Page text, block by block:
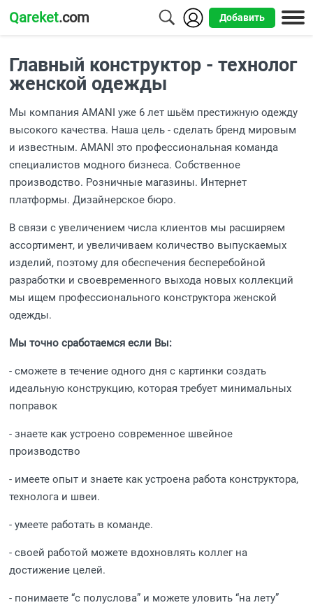
Qareket.com Добавить
Алматы
Астана
Шымкент
Усть-
Каменогорск
Главный конструктор - технолог
женской одежды
Мы компания AMANI уже 6 лет шьём престижную одежду
высокого качества. Наша цель - сделать бренд мировым
и известным. AMANI это профессиональная команда
специалистов модного бизнеса. Собственное
производство. Розничные магазины. Интернет
платформы. Дизайнерское бюро.
В связи с увеличением числа клиентов мы расширяем
ассортимент, и увеличиваем количество выпускаемых
изделий, поэтому для обеспечения бесперебойной
разработки и своевременного выхода новых коллекций
мы ищем профессионального конструктора женской
одежды.
Мы точно сработаемся если Вы:
- сможете в течение одного дня с картинки создать
идеальную конструкцию, которая требует минимальных
поправок
- знаете как устроено современное швейное
производство
- имеете опыт и знаете как устроена работа конструктора,
технолога и швеи.
- умеете работать в команде.
- своей работой можете вдохновлять коллег на
достижение целей.
- понимаете “с полуслова” и можете уловить “на лету”